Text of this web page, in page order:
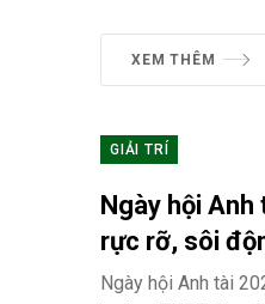
XEM THÊM
GIẢI TRÍ
Ngày hội
rực rỡ, sôi
Ngày hội Anh tài